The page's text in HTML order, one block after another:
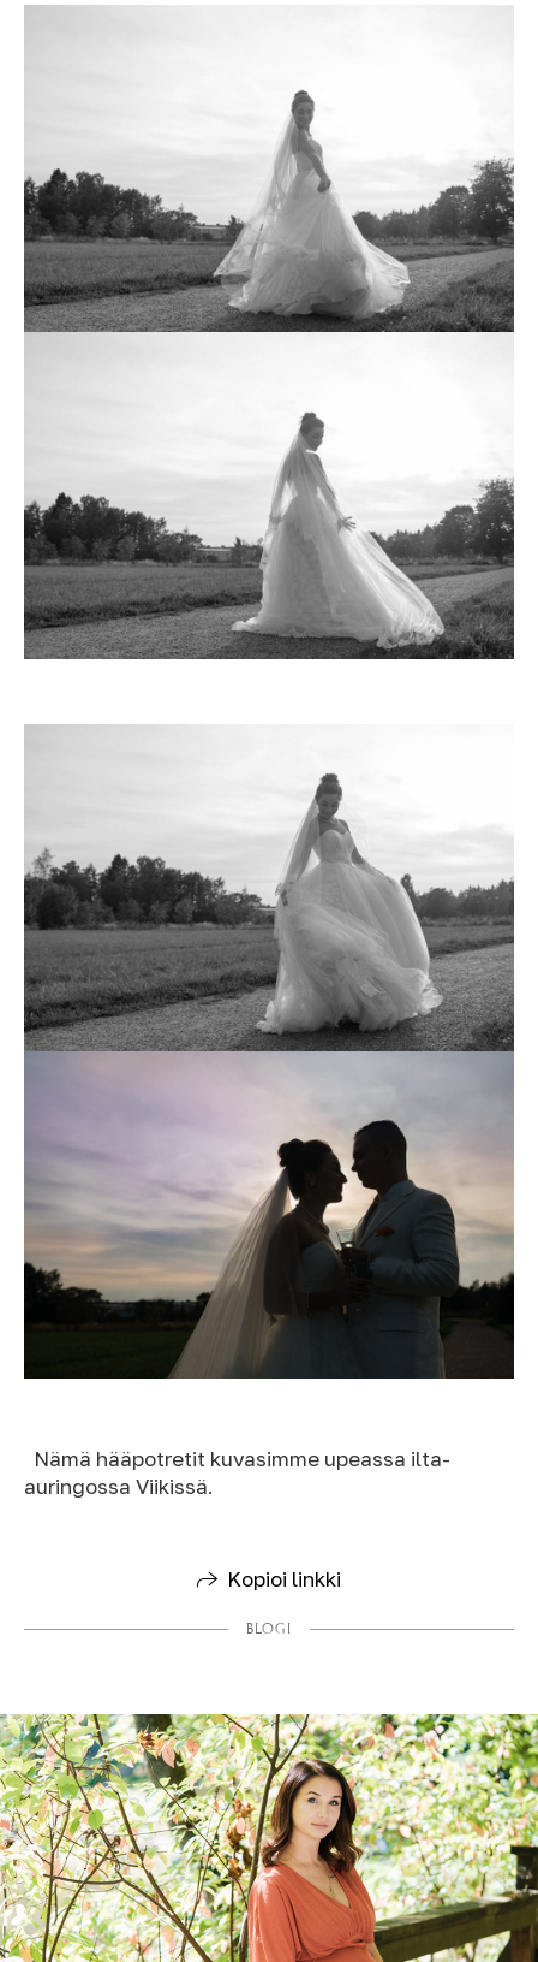
Nämä hääpotretit kuvasimme upeassa ilta-
auringossa Viikissä.
Kopioi linkki
BLOGI